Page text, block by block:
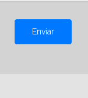
Enviar